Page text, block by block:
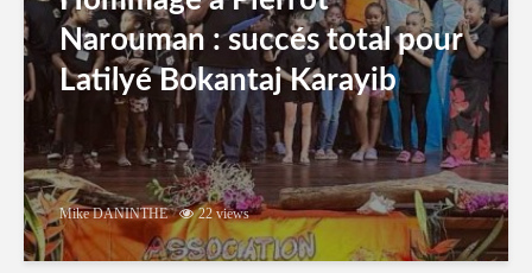
Narouman : succés total pour
Latilyé Bokantaj Karayib
Mike DANINTHE 22 views